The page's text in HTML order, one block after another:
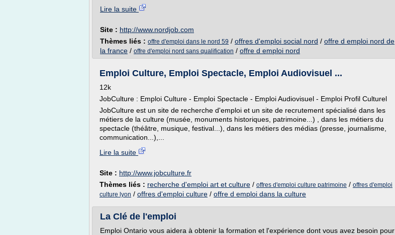
Lire la suite
Site : http://www.nordjob.com
Thèmes liés : offre d'emploi dans le nord 59 / offres d'emploi social nord / offre d emploi nord de
la france / offre d'emploi nord sans qualification / offre d emploi nord
Emploi Culture, Emploi Spectacle, Emploi Audiovisuel ...
12k
JobCulture : Emploi Culture - Emploi Spectacle - Emploi Audiovisuel - Emploi Profil Culturel
JobCulture est un site de recherche d'emploi et un site de recrutement spécialisé dans les
métiers de la culture (musée, monuments historiques, patrimoine...) , dans les métiers du
spectacle (théâtre, musique, festival...), dans les métiers des médias (presse, journalisme,
communication...),...
Lire la suite
Site : http://www.jobculture.fr
Thèmes liés : recherche d'emploi art et culture / offres d'emploi culture patrimoine / offres d'emploi
culture lyon / offres d'emploi culture / offre d emploi dans la culture
La Clé de l'emploi
Emploi Ontario vous aidera à obtenir la formation et l'expérience dont vous avez besoin pour